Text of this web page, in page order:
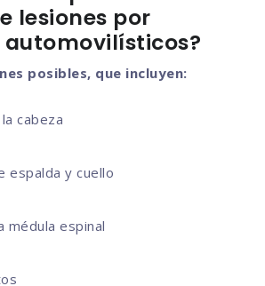
lesiones por
posibles, que incluyen:
cabeza
espalda y cuello
médula espinal